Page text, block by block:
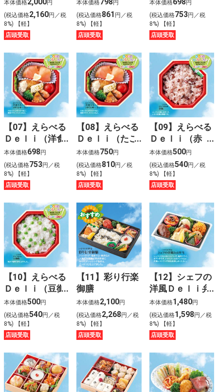
本体価格
円
(税込価格2,160円／税
8%) 【軽】
店頭受取
本体価格
円
(税込価格861 円／税
8%) 【軽】
店頭受取
フ）
本体価格
円
(税込価格753円／税
8%) 【軽】
店頭受取
【07】えらべる
Ｄｅｌｉ（洋食
スモークトラウ
トサーモン）
本体価格698円
(税込価格753円／税
8%) 【軽】
店頭受取
【08】えらべる
Ｄｅｌｉ（たこ
飯御飯）
本体価格750円
(税込価格810円／税
8%) 【軽】
店頭受取
【09】えらべる
Ｄｅｌｉ（赤
飯）
本体価格500円
(税込価格540円／税
8%) 【軽】
店頭受取
【10】えらべる
Ｄｅｌｉ（豆御
飯）
本体価格500円
(税込価格540円／税
8%) 【軽】
店頭受取
【11】彩り行楽
御膳
本体価格2,100円
(税込価格2,268円／税
8%) 【軽】
店頭受取
【12】シェフの
洋風Ｄｅｌｉ弁
当
本体価格1,480円
(税込価格1,598円／税
8%) 【軽】
店頭受取